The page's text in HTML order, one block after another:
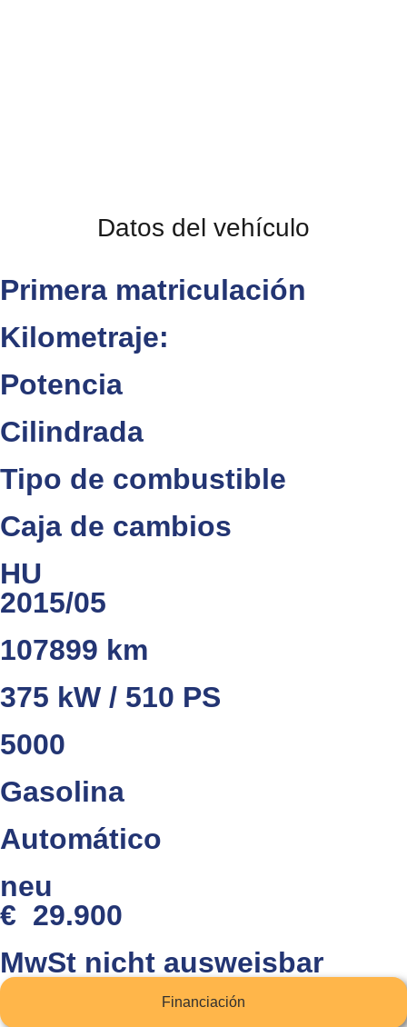
Datos del vehículo
Primera matriculación
Kilometraje:
Potencia
Cilindrada
Tipo de combustible
Caja de cambios
HU
2015/05
107899 km
375 kW / 510 PS
5000
Gasolina
Automático
neu
€ 29.900
MwSt nicht ausweisbar
Financiación